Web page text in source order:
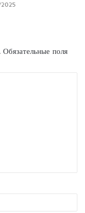
Обязательные поля